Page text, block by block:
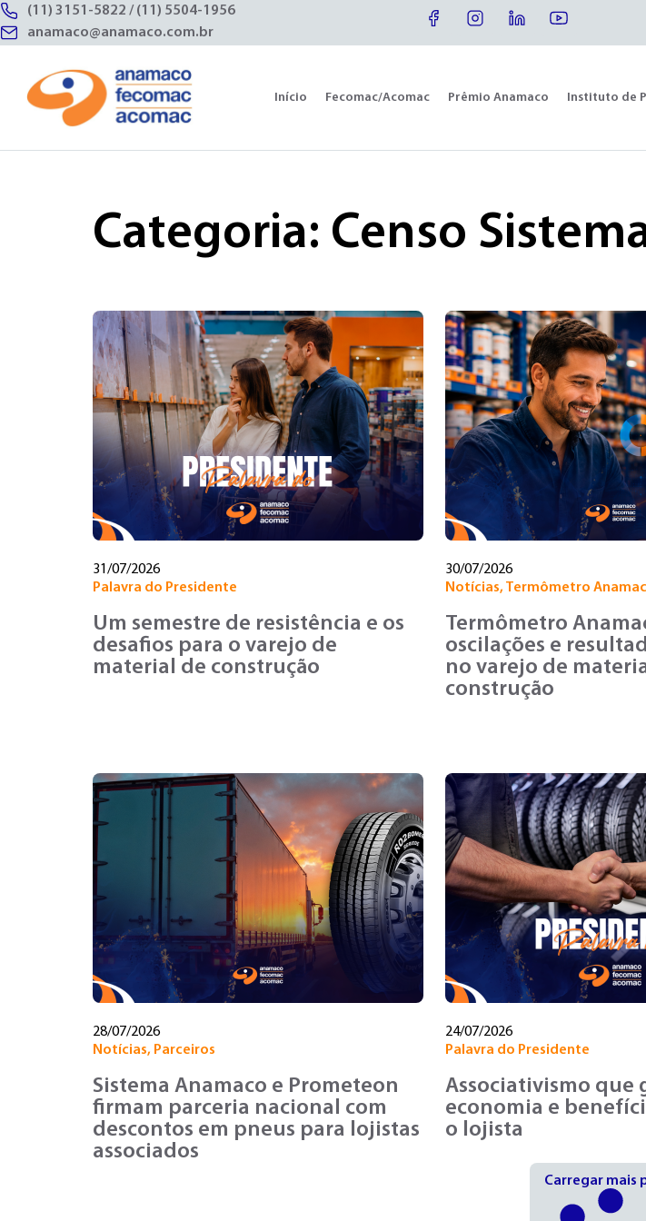
(11) 3151-5822 / (11) 5504-1956
anamaco@anamaco.com.br
Início Fecomac/Acomac Prêmio Anamaco Instituto de
Categoria: Censo
31/07/2026
Palavra do Presidente
Um semestre de resistência e os
desafios para o varejo de
material de construção
30/07/2026
Notícias, Termômetro
Termômetro
oscilações e
no varejo de
construção
28/07/2026
Notícias, Parceiros
Sistema Anamaco e Prometeon
firmam parceria nacional com
descontos em pneus para lojistas
associados
24/07/2026
Palavra do Presidente
Associativismo que
economia e
o lojista
Carregar mais